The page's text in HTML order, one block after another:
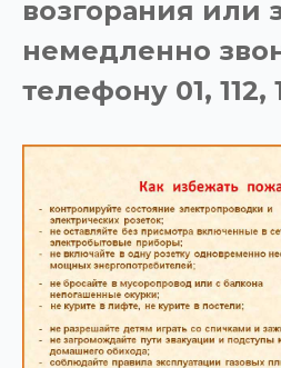
возгорания или
немедленно
телефону 01, 112,